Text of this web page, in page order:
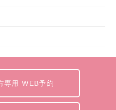
専用 WEB予約